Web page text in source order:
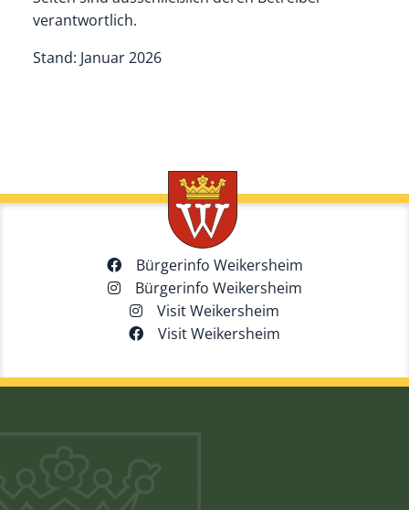
verantwortlich.
Stand: Januar 2026
Bürgerinfo Weikersheim
Bürgerinfo Weikersheim
Visit Weikersheim
Visit Weikersheim